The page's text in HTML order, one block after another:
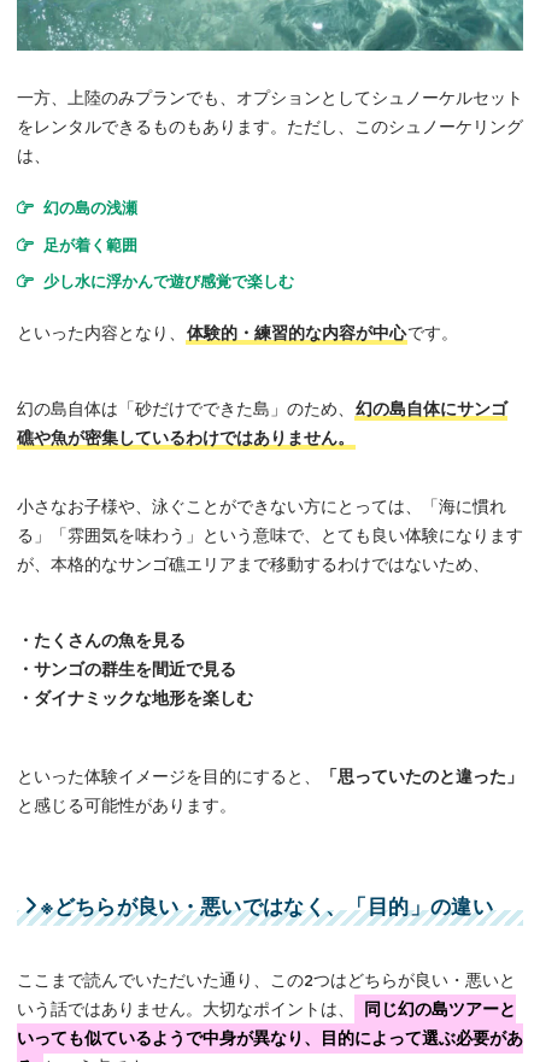
一方、上陸のみプランでも、オプションとしてシュノーケルセット
をレンタルできるものもあります。ただし、このシュノーケリング
は、
幻の島の浅瀬
足が着く範囲
少し水に浮かんで遊び感覚で楽しむ
といった内容となり、 体験的・練習的な内容が中心です。
幻の島自体は「砂だけでできた島」のため、 幻の島自体にサンゴ
礁や魚が密集しているわけではありません。
小さなお子様や、泳ぐことができない方にとっては、「海に慣れ
る」「雰囲気を味わう」という意味で、とても良い体験になります
が、本格的なサンゴ礁エリアまで移動するわけではないため、
・たくさんの魚を見る
・サンゴの群生を間近で見る
・ダイナミックな地形を楽しむ
といった体験イメージを目的にすると、
「思っていたのと違った」
と感じる可能性があります。
※どちらが良い・悪いではなく、「目的」の違い
ここまで読んでいただいた通り、この2つはどちらが良い・悪いと
いう話ではありません。大切なポイントは、
同じ幻の島ツアーと
いっても似ているようで中身が異なり、目的によって選ぶ必要があ